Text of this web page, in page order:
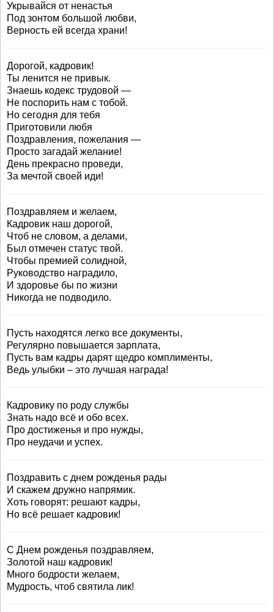
Укрывайся от ненастья
Под зонтом большой любви,
Верность ей всегда храни!
Дорогой, кадровик!
Ты ленится не привык.
Знаешь кодекс трудовой —
Не поспорить нам с тобой.
Но сегодня для тебя
Приготовили любя
Поздравления, пожелания —
Просто загадай желание!
День прекрасно проведи,
За мечтой своей иди!
Поздравляем и желаем,
Кадровик наш дорогой,
Чтоб не словом, а делами,
Был отмечен статус твой.
Чтобы премией солидной,
Руководство наградило,
И здоровье бы по жизни
Никогда не подводило.
Пусть находятся легко все документы,
Регулярно повышается зарплата,
Пусть вам кадры дарят щедро комплименты,
Ведь улыбки – это лучшая награда!
Кадровику по роду службы
Знать надо всё и обо всех.
Про достиженья и про нужды,
Про неудачи и успех.
Поздравить с днем рожденья рады
И скажем дружно напрямик.
Хоть говорят: решают кадры,
Но всё решает кадровик!
С Днем рожденья поздравляем,
Золотой наш кадровик!
Много бодрости желаем,
Мудрость, чтоб святила лик!